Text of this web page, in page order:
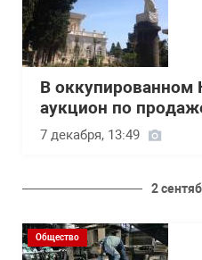
В оккупированном
аукцион по
7 декабря, 13:49
2
Общество